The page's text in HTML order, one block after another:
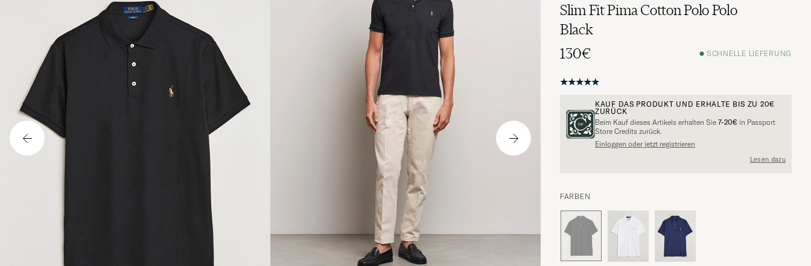
Slim Fit Pima Cotton Polo Polo
Black
130€
SCHNELLE LIEFERUNG
KAUF DAS PRODUKT UND ERHALTE BIS ZU 20€
ZURÜCK
Beim Kauf dieses Artikels erhalten Sie 7-20€ in Passport
Store Credits zurück.
Einloggen oder jetzt registrieren
Lesen dazu
FARBEN